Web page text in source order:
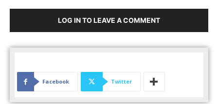
LOG IN TO LEAVE A COMMENT
Facebook Twitter